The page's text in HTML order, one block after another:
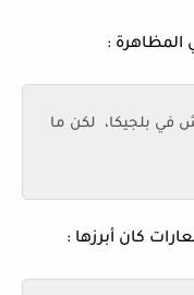
المظاهرة :
بلجيكا، لكن ما
كان أبرزها :